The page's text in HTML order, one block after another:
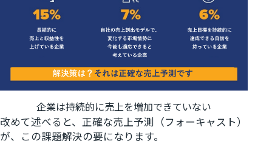
企業は持続的に売上を増加できていない
改めて述べると、正確な売上予測（フォーキャスト）
が、この課題解決の要になります。